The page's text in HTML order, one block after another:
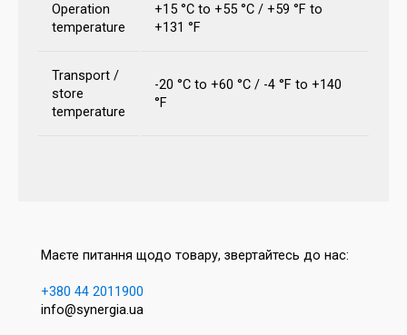
Operation
temperature
+15 °C to +55 °C / +59 °F to
+131 °F
Transport /
store
temperature
-20 °C to +60 °C / -4 °F to +140
°F
Маєте питання щодо товару, звертайтесь до нас:
+380 44 2011900
info@synergia.ua